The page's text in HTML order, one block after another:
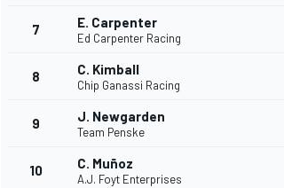
7 E. Carpenter
Ed Carpenter Racing
8 C. Kimball
Chip Ganassi Racing
9 J. Newgarden
Team Penske
10 C. Muñoz
A.J. Foyt Enterprises